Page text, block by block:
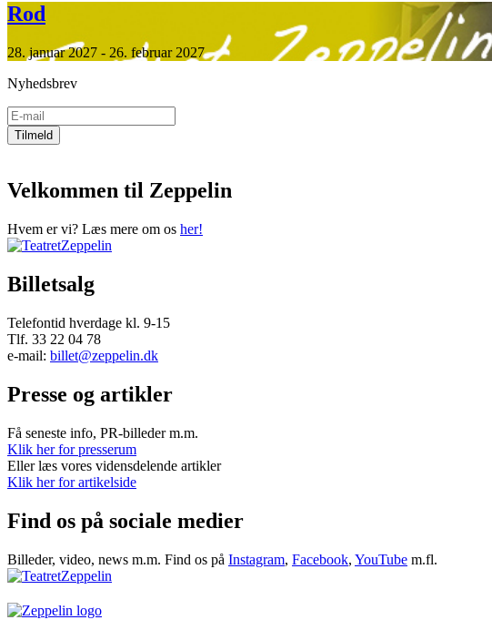
Rod
28. januar 2027 - 26. februar 2027
Nyhedsbrev
Velkommen til Zeppelin
Hvem er vi? Læs mere om os her!
Billetsalg
Telefontid hverdage kl. 9-15
Tlf. 33 22 04 78
e-mail: billet@zeppelin.dk
Presse og artikler
Få seneste info, PR-billeder m.m.
Klik her for presserum
Eller læs vores vidensdelende artikler
Klik her for artikelside
Find os på sociale medier
Billeder, video, news m.m. Find os på Instagram, Facebook, YouTube m.fl.